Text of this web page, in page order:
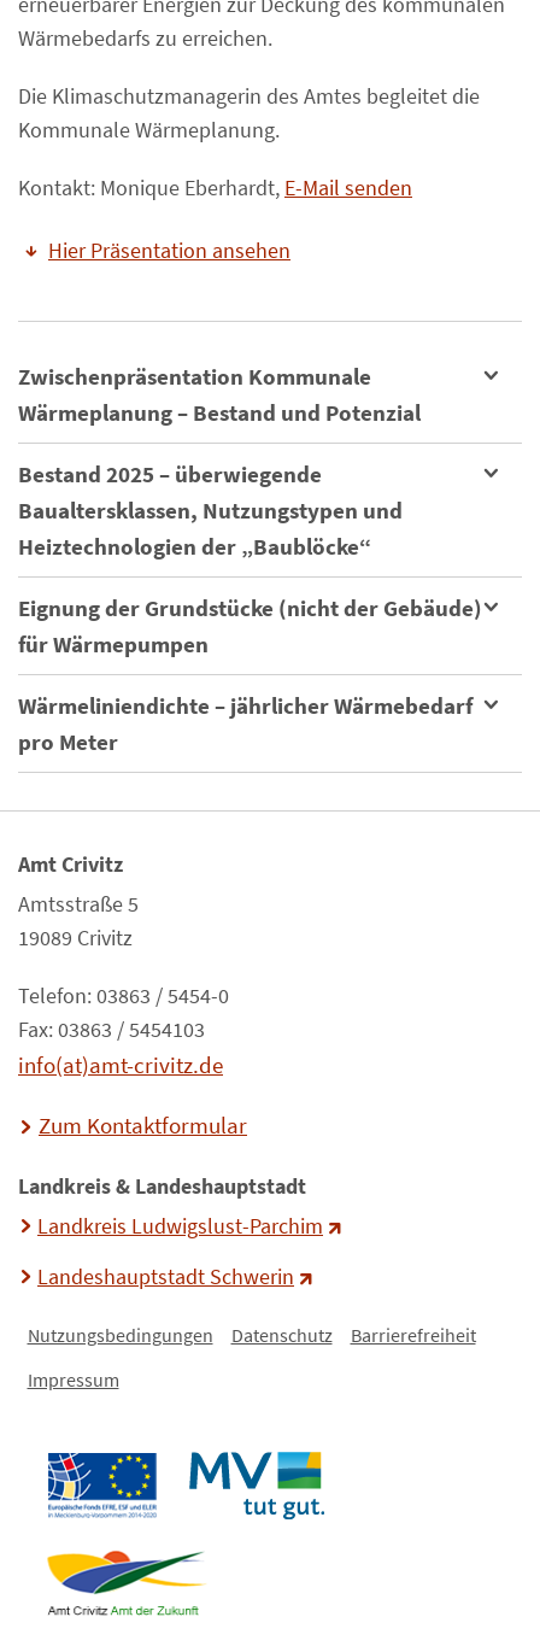
Wärmebedarfs zu erreichen.
Die Klimaschutzmanagerin des Amtes begleitet die
Kommunale Wärmeplanung.
Kontakt: Monique Eberhardt, E-Mail senden
Hier Präsentation ansehen
Zwischenpräsentation Kommunale
Wärmeplanung – Bestand und Potenzial
Bestand 2025 – überwiegende
Baualtersklassen, Nutzungstypen und
Heiztechnologien der „Baublöcke“
Eignung der Grundstücke (nicht der Gebäude)
für Wärmepumpen
Wärmeliniendichte – jährlicher Wärmebedarf
pro Meter
Amt Crivitz
Amtsstraße 5
19089 Crivitz
Telefon: 03863 / 5454-0
Fax: 03863 / 5454103
info(at)amt-crivitz.de
Zum Kontaktformular
Landkreis & Landeshauptstadt
Landkreis Ludwigslust-Parchim
Landeshauptstadt Schwerin
Nutzungsbedingungen Datenschutz
Barrierefreiheit
Impressum